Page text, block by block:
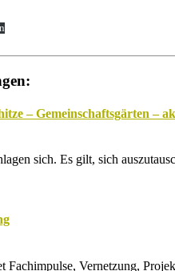
– Gemeinschaftsgärten –
sich. Es gilt, sich
Vernetzung,